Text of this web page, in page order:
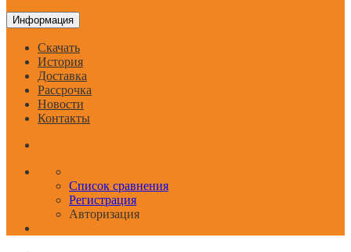
Информация
Скачать
История
Доставка
Рассрочка
Новости
Контакты
Список сравнения
Регистрация
Авторизация